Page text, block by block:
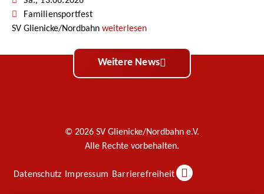
Familiensportfest
SV Glienicke/Nordbahn weiterlesen
Weitere News
© 2026 SV Glienicke/Nordbahn e.V.
Alle Rechte vorbehalten.
Datenschutz Impressum Barrierefreiheit